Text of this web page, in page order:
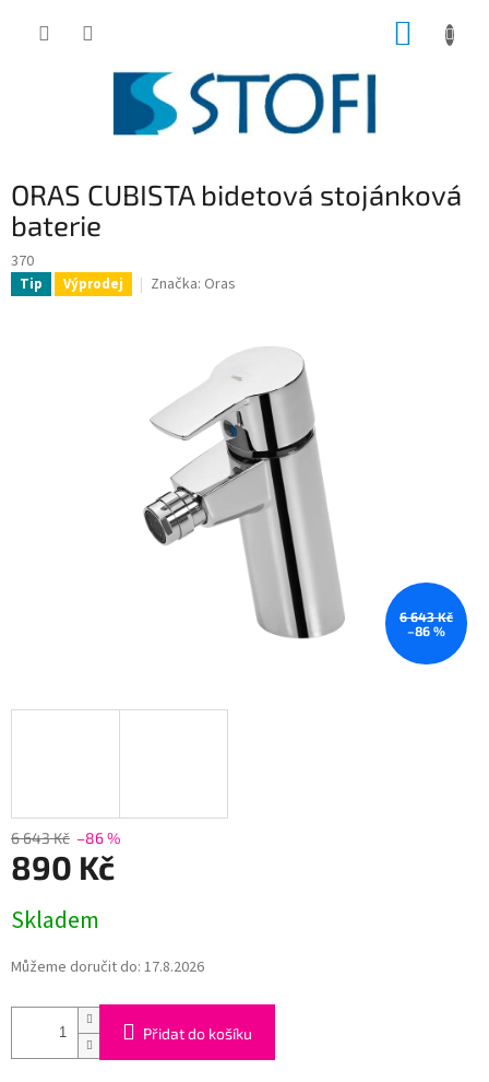
ORAS CUBISTA bidetová stojánková
baterie
370
Tip Výprodej Značka: Oras
6 643 Kč
–86 %
6 643 Kč –86 %
890 Kč
cena:
Skladem
Můžeme doručit do: 17.8.2026
Přidat do košíku